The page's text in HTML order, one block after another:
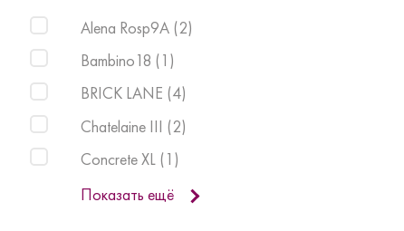
Alena Rosp9A (2)
Bambino18 ( 1 )
BRICK LANE (4)
Chatelaine III (2)
Concrete XL ( 1 )
Показать ещё